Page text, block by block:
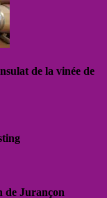
de la vinée de
de Jurançon